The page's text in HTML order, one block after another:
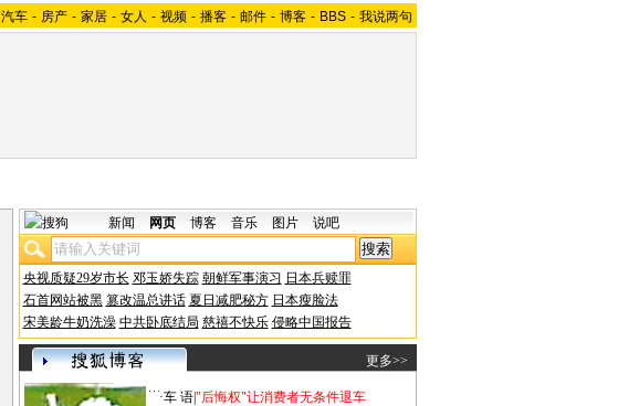
汽车 - 房产 - 家居 - 女人 - 视频 - 播客 - 邮件 - 博客 - BBS - 我说两句
新闻 网页 博客 音乐 图片 说吧
央视质疑29岁市长 邓玉娇失踪 朝鲜军事演习 日本兵赎罪
石首网站被黑 篡改温总讲话 夏日减肥秘方 日本瘦脸法
宋美龄牛奶洗澡 中共卧底结局 慈禧不快乐 侵略中国报告
更多>>
·车 语|"后悔权"让消费者无条件退车